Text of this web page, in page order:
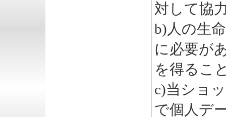
対して協
b)人の生
に必要が
を得るこ
c)当ショ
で個人デ